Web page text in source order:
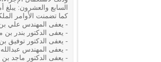
السابع والعشرون: يبلغ
كما تضمنت الأوامر
- يعفى المهندس علي بن
- يعفى الدكتور بندر
- يعفى الدكتور توفيق
- يعفى المهندس
- يعفى الدكتور ماجد